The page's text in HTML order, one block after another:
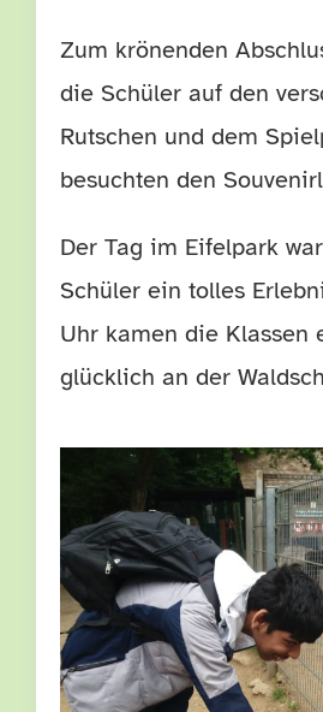
Zum krönenden
die Schüler auf den
Rutschen und dem
besuchten den
Der Tag im Eifelpark
Schüler ein tolles
Uhr kamen die Klassen
glücklich an der